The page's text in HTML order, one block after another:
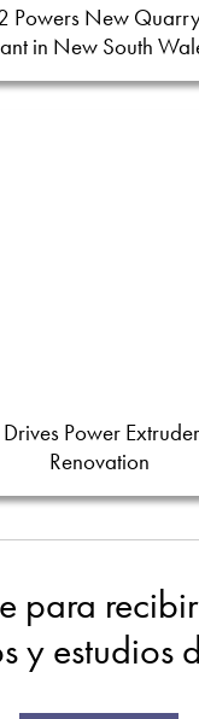
Powers New
in New South
Power
Renovation
para
y estudios